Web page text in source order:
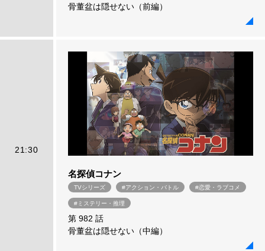
骨董盆は隠せない（前編）
21:30
名探偵コナン
TVシリーズ #アクション・バトル #恋愛・ラブコメ
#ミステリー・推理
第 982 話
骨董盆は隠せない（中編）